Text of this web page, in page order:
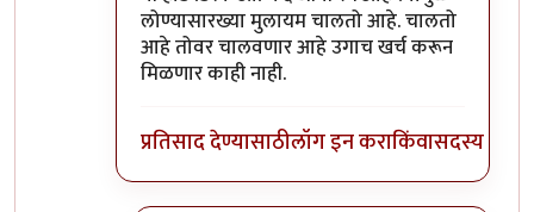
लोण्यासारख्या मुलायम चालतो आहे. चालतो
आहे तोवर चालवणार आहे उगाच खर्च करून
मिळणार काही नाही.
प्रतिसाद देण्यासाठीलॉग इन कराकिंवासदस्य व्हा